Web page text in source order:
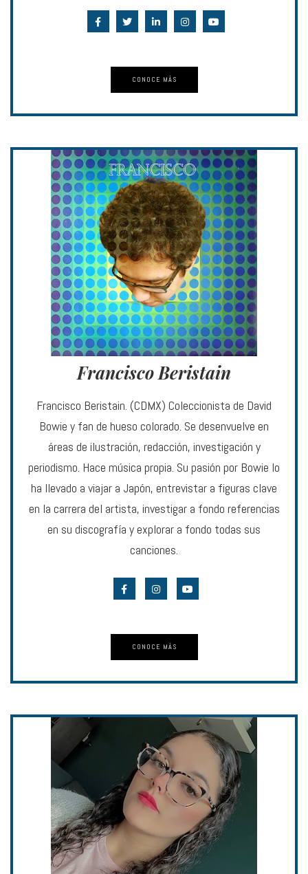
CONOCE MÁS
Francisco Beristain
Francisco Beristain. (CDMX) Coleccionista de David
Bowie y fan de hueso colorado. Se desenvuelve en
áreas de ilustración, redacción, investigación y
periodismo. Hace música propia. Su pasión por Bowie lo
ha llevado a viajar a Japón, entrevistar a figuras clave
en la carrera del artista, investigar a fondo referencias
en su discografía y explorar a fondo todas sus
canciones.
CONOCE MÁS